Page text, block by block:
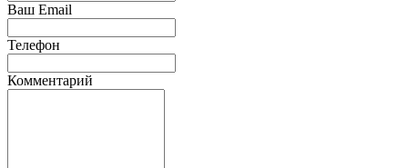
Ваш Email
Телефон
Комментарий